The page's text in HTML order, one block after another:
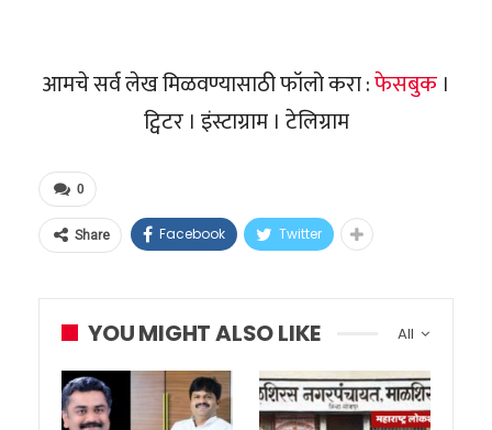
आमचे सर्व लेख मिळवण्यासाठी फॉलो करा :फेसबुक ।
ट्विटर । इंस्टाग्राम । टेलिग्राम
0
Share Facebook Twitter
All
YOU MIGHT ALSO LIKE